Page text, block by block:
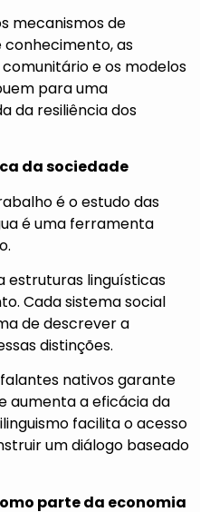
mecanismos de
conhecimento, as
e os modelos
para uma
da resiliência dos
da sociedade
é o estudo das
é uma ferramenta
estruturas linguísticas
Cada sistema social
de descrever a
distinções.
nativos garante
aumenta a eficácia da
facilita o acesso
um diálogo baseado
parte da economia